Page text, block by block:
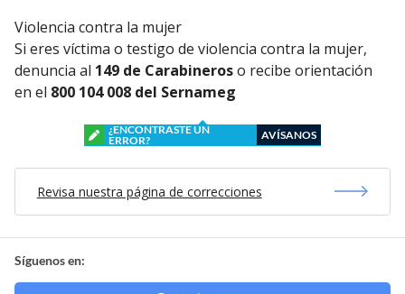
Violencia contra la mujer
Si eres víctima o testigo de violencia contra la mujer,
denuncia al 149 de Carabineroso recibe orientación
en el 800 104 008 del Sernameg
¿ENCONTRASTE UN
ERROR?
AVÍSANOS
Revisa nuestra página de correcciones
Síguenos en: